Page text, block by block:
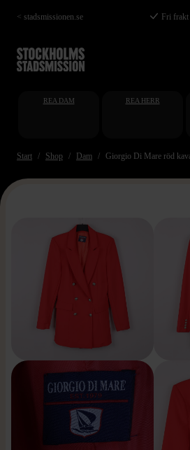
Hoppa
till
huvudinnehåll
< stadsmissionen.se Fri
REA DAM REA HERR
Start Shop Dam Giorgio Di Mare röd